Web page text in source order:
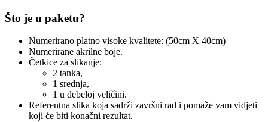
Što je u paketu?
Numerirano platno visoke kvalitete: (50cm X 40cm)
Numerirane akrilne boje.
Četkice za slikanje:
2 tanka,
1 srednja,
1 u debeloj veličini.
Referentna slika koja sadrži završni rad i pomaže vam vidjeti
koji će biti konačni rezultat.